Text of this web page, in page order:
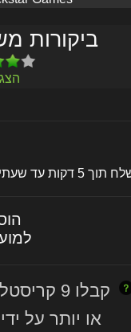
12
או יותר על